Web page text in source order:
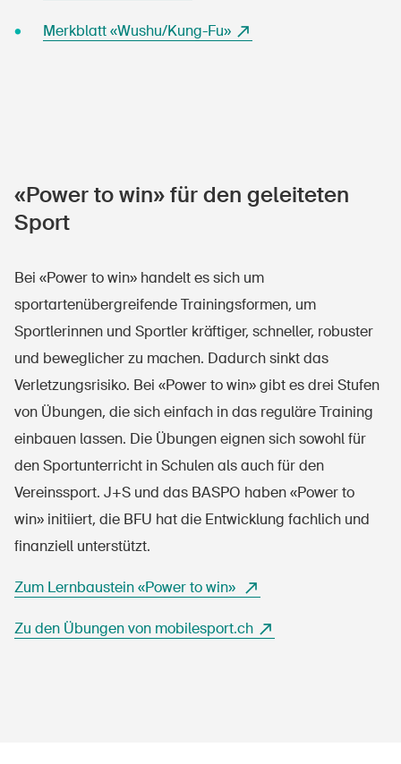
DE FR IT EN
Newsletter abonnieren
Merkblatt «Wushu/Kung-Fu»
«Power to win» für den geleiteten
Sport
Bei «Power to win» handelt es sich um
sportartenübergreifende Trainingsformen, um
Sportlerinnen und Sportler kräftiger, schneller, robuster
und beweglicher zu machen. Dadurch sinkt das
Verletzungsrisiko. Bei «Power to win» gibt es drei Stufen
von Übungen, die sich einfach in das reguläre Training
einbauen lassen. Die Übungen eignen sich sowohl für
den Sportunterricht in Schulen als auch für den
Vereinssport. J+S und das BASPO haben «Power to
win» initiiert, die BFU hat die Entwicklung fachlich und
finanziell unterstützt.
Zum Lernbaustein «Power to win»
Zu den Übungen von mobilesport.ch